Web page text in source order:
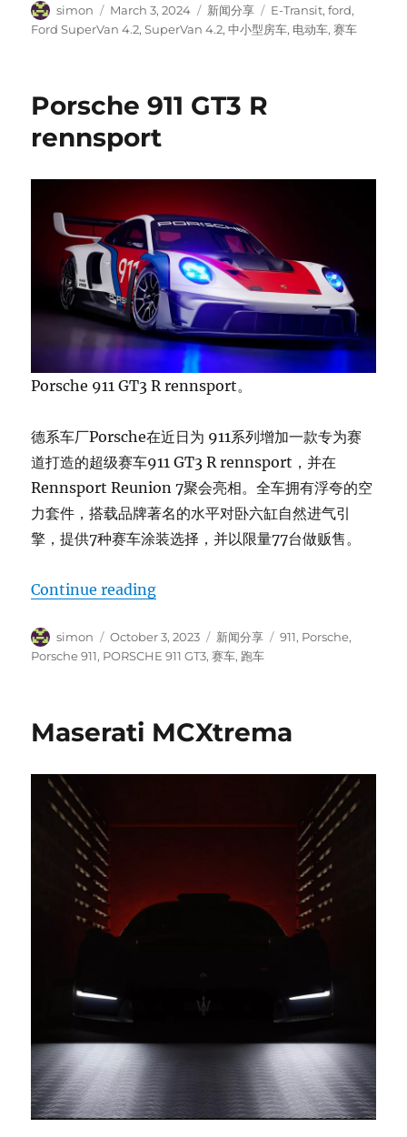
Author
simon
Posted
on
March 3, 2024 Categories
新闻分享 Tags
E-Transit,ford,
Ford SuperVan 4.2,SuperVan 4.2,中小型房车, 电动车,赛车
Porsche 911 GT3 R
rennsport
Porsche 911 GT3 R rennsport。
德系车厂Porsche在近日为 911系列增加一款专为赛
道打造的超级赛车911 GT3 R rennsport，并在
Rennsport Reunion 7聚会亮相。全车拥有浮夸的空
力套件，搭载品牌著名的水平对卧六缸自然进气引
擎，提供7种赛车涂装选择，并以限量77台做贩售。
Continue reading“Porsche 911 GT3 R rennsport”
Author
simon
Posted
on
October 3, 2023 Categories
新闻分享 Tags
911, Porsche,
Porsche 911, PORSCHE 911 GT3,赛车, 跑车
Maserati MCXtrema